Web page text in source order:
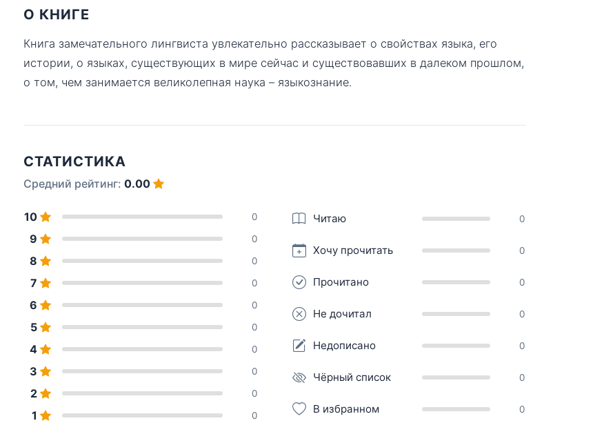
О КНИГЕ
Книга замечательного лингвиста увлекательно рассказывает о свойствах языка, его
истории, о языках, существующих в мире сейчас и существовавших в далеком прошлом,
о том, чем занимается великолепная наука – языкознание.
СТАТИСТИКА
Средний рейтинг: 0.00
10 0
9 0
8 0
7 0
6 0
5 0
4 0
3 0
2 0
1 0
Читаю 0
Хочу прочитать 0
Прочитано 0
Не дочитал 0
Недописано 0
Чёрный список 0
В избранном 0